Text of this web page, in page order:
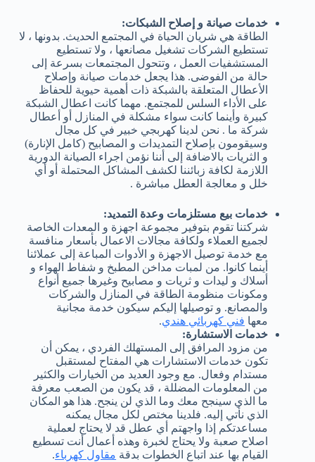
خدمات صيانة و إصلاح الشبكات:
الطاقة هي شريان الحياة في المجتمع الحديث. بدونها ، لا
تستطيع الشركات تشغيل مصانعها ، ولا تستطيع
المستشفيات العمل ، وتتحول المجتمعات بسرعة إلى
حالة من الفوضى. هذا يجعل خدمات صيانة وإصلاح
الأعطال المتعلقة بالشبكة ذات أهمية حيوية للحفاظ
على الأداء السلس للمجتمع. مهما كانت اعطال الشبكة
كبيرة وأينما كانت سواء مشكلة في المنازل أو أعطال
شركة ما . نحن لدينا كهربجي خبير في كل مجال
وسيقومون بإصلاح التمديدات و المصابيح (كامل الإنارة)
و الثريات بالاضافة إلى أننا نؤمن اجراء الصيانة الدورية
اللازمة لكافة زبائننا لكشف المشاكل المحتملة أو أي
خلل و معالجة العطل مباشرة .
خدمات بيع مستلزمات وعدة التمديد:
شركتنا تقوم بتوفير مجموعة اجهزة و المعدات الخاصة
لجميع العملاء ولكافة مجالات الاعمال بأسعار منافسة
مع خدمة توصيل الاجهزة و الأدوات المباعة إلى عملائنا
أينما كانوا. من لمبات مداخن المطبخ و شفاط الهواء و
أسلاك و ليدات و ثريات و مصابيح وغيرها جميع أنواع
ومكونات منظومة الطاقة في المنازل والشركات
والمصانع. و توصيلها إليكم سيكون خدمة مجانية
معها فني كهربائي هندي.
خدمات الاستشارة:
من مزود المرافق إلى المستهلك الفردي ، يمكن أن
تكون خدمات الاستشارات هي المفتاح لمستقبل
مستدام وفعال. مع وجود العديد من الخيارات والكثير
من المعلومات المضللة ، قد يكون من الصعب معرفة
ما الذي سينجح معك وما الذي لن ينجح. هذا هو المكان
الذي نأتي إليه. فلدينا مختص لكل مجال يمكنه
مساعدتكم إذا واجهتم أي عطل قد لا يحتاج لعملية
اصلاح صعبة ولا يحتاج لخبرة وهذه أعمال أنت تسطيع
القيام بها عند اتباع الخطوات بدقة مقاول كهرباء.